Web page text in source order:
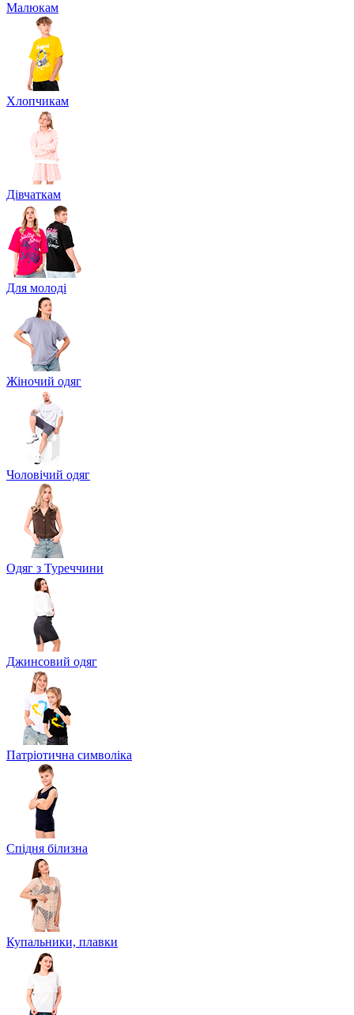
Малюкам
Хлопчикам
Дівчаткам
Для молоді
Жіночий одяг
Чоловічий одяг
Одяг з Туреччини
Джинсовий одяг
Патріотична символіка
Спідня білизна
Купальники, плавки